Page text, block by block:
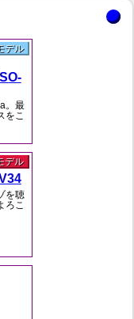
デル
。最
をこ
デル
を聴
ろこ